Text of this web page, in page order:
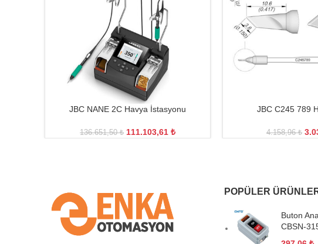
JBC NANE 2C Havya İstasyonu
136.651,50₺ 111.103,61 ₺
JBC C245 789
4.158,96₺
POPÜLER
Buton
CBSN-